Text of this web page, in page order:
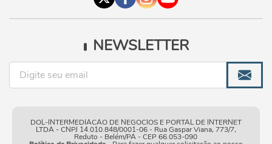
NEWSLETTER
DOL-INTERMEDIACAO DE NEGOCIOS E PORTAL DE INTERNET
LTDA - CNPJ 14.010.848/0001-06 - Rua Gaspar Viana, 773/7,
Reduto - Belém/PA - CEP 66.053-090